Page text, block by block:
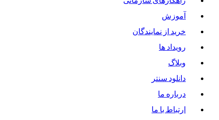
آموزش
خرید از نمایندگان
رویداد ها
وبلاگ
دانلود سنتر
درباره ما
ارتباط با ما